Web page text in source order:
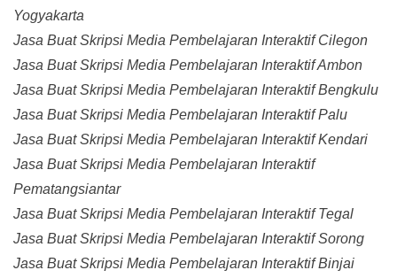
Yogyakarta
Jasa Buat Skripsi Media Pembelajaran Interaktif Cilegon
Jasa Buat Skripsi Media Pembelajaran Interaktif Ambon
Jasa Buat Skripsi Media Pembelajaran Interaktif Bengkulu
Jasa Buat Skripsi Media Pembelajaran Interaktif Palu
Jasa Buat Skripsi Media Pembelajaran Interaktif Kendari
Jasa Buat Skripsi Media Pembelajaran Interaktif
Pematangsiantar
Jasa Buat Skripsi Media Pembelajaran Interaktif Tegal
Jasa Buat Skripsi Media Pembelajaran Interaktif Sorong
Jasa Buat Skripsi Media Pembelajaran Interaktif Binjai